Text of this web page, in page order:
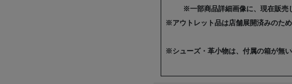
※一部商品詳細画像に、現在販売
※アウトレット品は店舗展開済みのた
※シューズ・革小物は、付属の箱が無